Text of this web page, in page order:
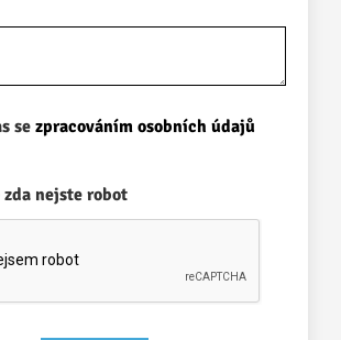
se zpracováním osobních údajů
nejste robot